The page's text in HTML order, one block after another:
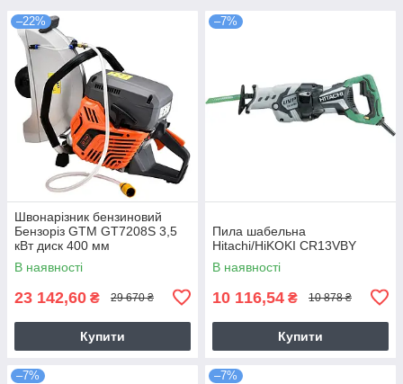
–22%
Швонарізник бензиновий
Бензоріз GTM GT7208S 3,5
кВт диск 400 мм
В наявності
23 142,60 ₴ 29 670 ₴
Купити
–7%
Пила шабельна
Hitachi/HiKOKI CR13VBY
В наявності
10 116,54 ₴ 10 878 ₴
Купити
–7% –7%